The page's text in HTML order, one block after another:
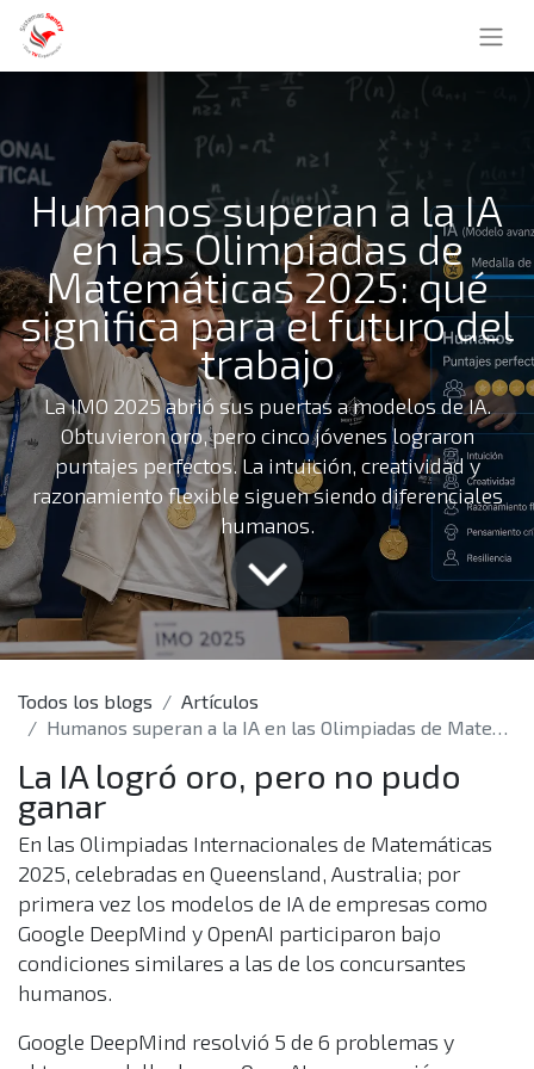
Humanos superan a la IA
en las Olimpiadas de
Matemáticas 2025: qué
significa para el futuro del
trabajo
La IMO 2025 abrió sus puertas a modelos de IA.
Obtuvieron oro, pero cinco jóvenes lograron
puntajes perfectos. La intuición, creatividad y
razonamiento flexible siguen siendo diferenciales
humanos.
Todos los blogs
Artículos
Humanos superan a la IA en las Olimpiadas de Matemáticas 2025: qué significa para el futuro del trabajo
La IA logró oro, pero no pudo
ganar
En las Olimpiadas Internacionales de Matemáticas
2025, celebradas en Queensland, Australia; por
primera vez los modelos de IA de empresas como
Google DeepMind y OpenAI participaron bajo
condiciones similares a las de los concursantes
humanos.
Google DeepMind resolvió 5 de 6 problemas y